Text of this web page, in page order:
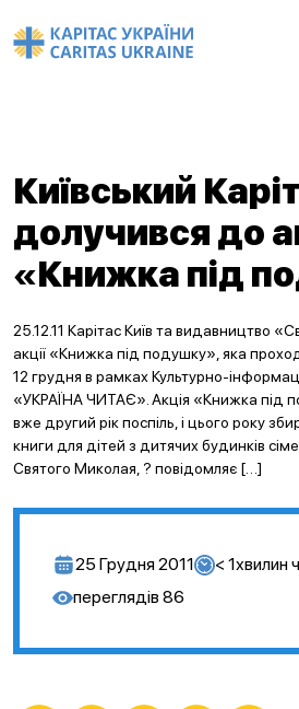
Київський
долучився до
«Книжка під
25.12.11 Карітас Київ та видавництво
акції «Книжка під подушку», яка
12 грудня в рамках Культурно-
«УКРАЇНА ЧИТАЄ». Акція «Книжка під
вже другий рік поспіль, і цього року
книги для дітей з дитячих будинків
Святого Миколая, ? повідомляє […]
25 Грудня 2011 < 1хвилин
переглядів 86